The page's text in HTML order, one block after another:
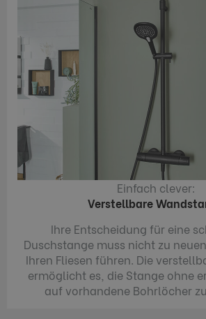
Einfach clever:
Verstellbare
Ihre Entscheidung für eine
Duschstange muss nicht zu
Ihren Fliesen führen. Die
ermöglicht es, die Stange ohne
auf vorhandene Bohrlöcher